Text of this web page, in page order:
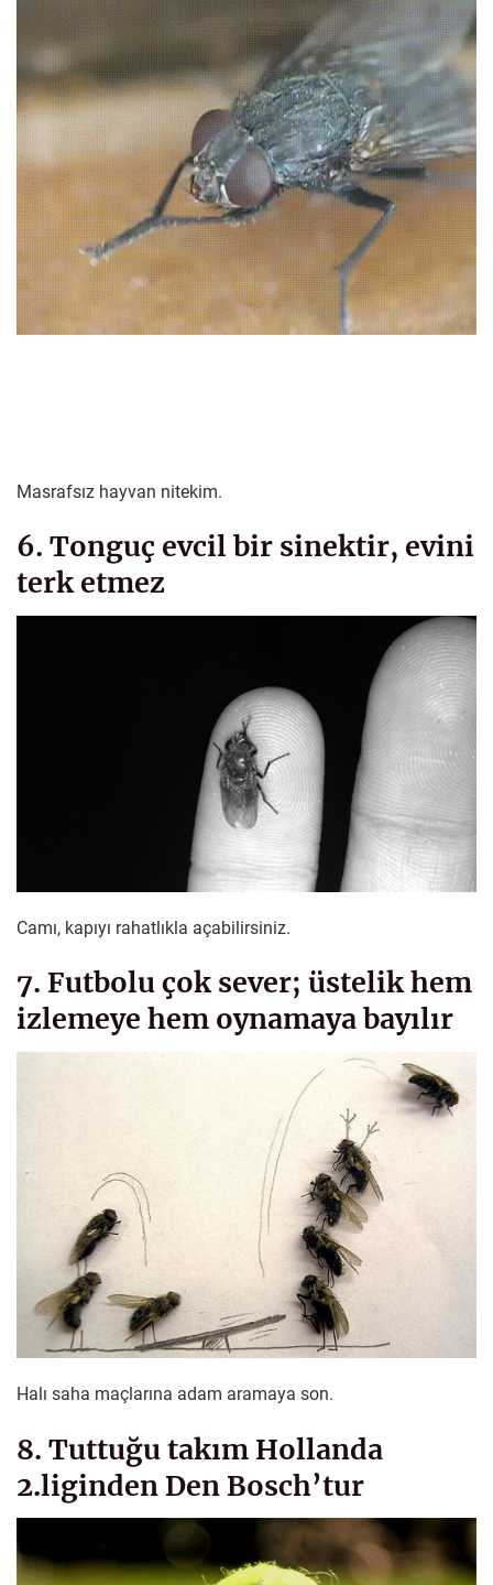
Masrafsız hayvan nitekim.
6. Tonguç evcil bir sinektir, evini
terk etmez
Camı, kapıyı rahatlıkla açabilirsiniz.
7. Futbolu çok sever; üstelik hem
izlemeye hem oynamaya bayılır
Halı saha maçlarına adam aramaya son.
8. Tuttuğu takım Hollanda
2.liginden Den Bosch’tur